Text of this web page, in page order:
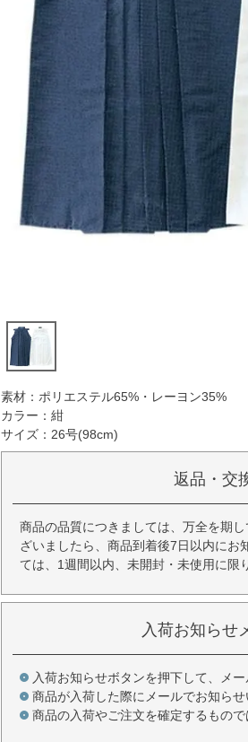
素材：ポリエステル65%・レーヨン35%
カラー：紺
サイズ：26号(98cm)
返品・交
商品の品質につきましては、万全を期
ざいましたら、商品到着後7日以内にお
ては、1週間以内、未開封・未使用に限
入荷お知らせ
入荷お知らせボタンを押下して、メ
商品が入荷した際にメールでお知らせ
商品の入荷やご注文を確定するもので